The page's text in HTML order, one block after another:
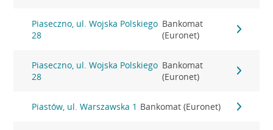
Piaseczno, ul. Wojska Polskiego
28
Bankomat
(Euronet)
Piaseczno, ul. Wojska Polskiego
28
Bankomat
(Euronet)
Piastów, ul. Warszawska 1 Bankomat (Euronet)